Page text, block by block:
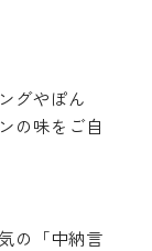
グやぽん
の味をご自
の「中納言